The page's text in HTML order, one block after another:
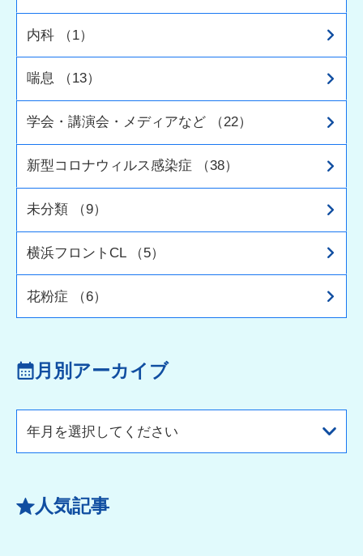
内科 （1）
喘息 （13）
学会・講演会・メディアなど （22）
新型コロナウィルス感染症 （38）
未分類 （9）
横浜フロントCL （5）
花粉症 （6）
月別アーカイブ
年月を選択してください
人気記事